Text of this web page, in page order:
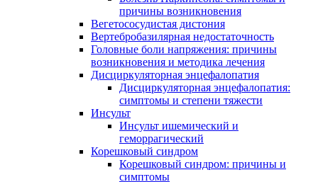
причины возникновения
Вегетососудистая дистония
Вертебробазилярная недостаточность
Головные боли напряжения: причины
возникновения и методика лечения
Дисциркуляторная энцефалопатия
Дисциркуляторная энцефалопатия:
симптомы и степени тяжести
Инсульт
Инсульт ишемический и
геморрагический
Корешковый синдром
Корешковый синдром: причины и
симптомы